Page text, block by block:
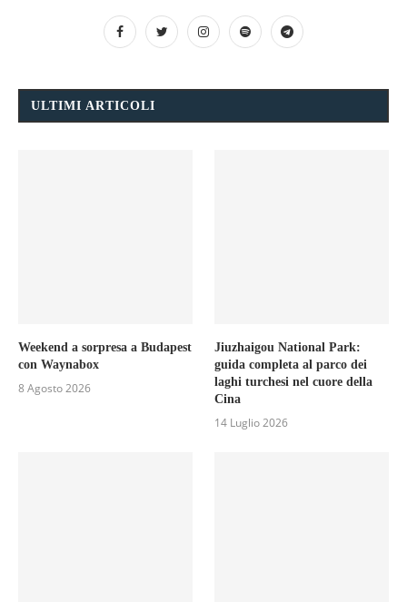
ULTIMI ARTICOLI
Weekend a sorpresa a Budapest
con Waynabox
8 Agosto 2026
Jiuzhaigou National Park:
guida completa al parco dei
laghi turchesi nel cuore della
Cina
14 Luglio 2026